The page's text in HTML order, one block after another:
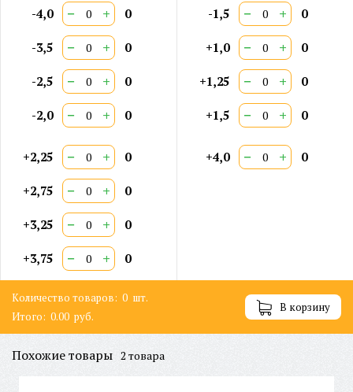
-4,0 − + 0
-3,5 − + 0
-2,5 − + 0
-2,0 − + 0
-1,5 − + 0
+1,0 − + 0
+1,25 − + 0
+1,5 − + 0
+2,25 − + 0
+2,75 − + 0
+3,25 − + 0
+3,75 − + 0
+4,0 − + 0
Количество товаров: 0 шт.
Итого: 0.00 руб.
В корзину
Похожие товары 2 товара